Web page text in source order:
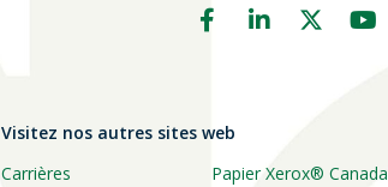
Visitez nos autres sites web
Carrières
Papier Xerox® Canada